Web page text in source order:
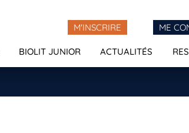
M'INSCRIRE ME
BIOLIT JUNIOR ACTUALITÉS